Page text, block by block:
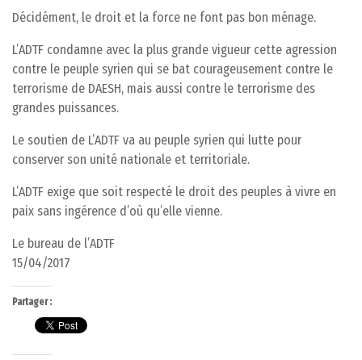
Décidément, le droit et la force ne font pas bon ménage.
L’ADTF condamne avec la plus grande vigueur cette agression
contre le peuple syrien qui se bat courageusement contre le
terrorisme de DAESH, mais aussi contre le terrorisme des
grandes puissances.
Le soutien de L’ADTF va au peuple syrien qui lutte pour
conserver son unité nationale et territoriale.
L’ADTF exige que soit respecté le droit des peuples à vivre en
paix sans ingérence d’où qu’elle vienne.
Le bureau de l’ADTF
15/04/2017
Partager :